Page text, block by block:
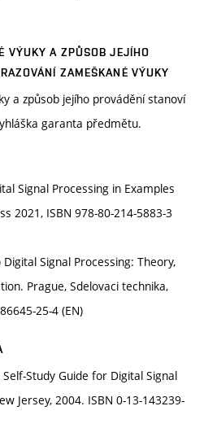
VÝUKY A ZPŮSOB JEJÍHO
ZAMEŠKANÉ VÝUKY
a způsob jejího provádění stanoví
garanta předmětu.
Signal Processing in Examples
2021, ISBN 978-80-214-5883-3
Signal Processing: Theory,
Prague, Sdelovaci technika,
25-4 (EN)
Self-Study Guide for Digital Signal
Jersey, 2004. ISBN 0-13-143239-